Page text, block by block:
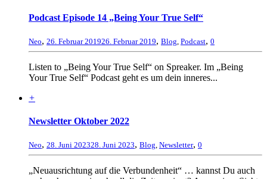
Podcast Episode 14 „Being Your True Self“
Neo, 26. Februar 201926. Februar 2019, Blog Podcast, 0
Listen to „Being Your True Self“ on Spreaker. Im „Being
Your True Self“ Podcast geht es um dein inneres...
+
Newsletter Oktober 2022
Neo, 28. Juni 202328. Juni 2023, Blog, Newsletter, 0
„Neuausrichtung auf die Verbundenheit“ … kannst Du auch